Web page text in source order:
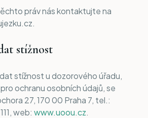
práv nás kontaktujte na
stížnost
stížnost u dozorového úřadu,
ochranu osobních údajů, se
27, 170 00 Praha 7, tel.:
web: www.uoou.cz.